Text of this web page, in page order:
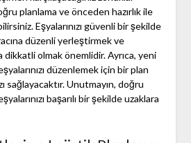
planlama ve önceden hazırlık ile
Eşyalarınızı güvenli bir şekilde
düzenli yerleştirmek ve
olmak önemlidir. Ayrıca, yeni
düzenlemek için bir plan
sağlayacaktır. Unutmayın, doğru
başarılı bir şekilde uzaklara